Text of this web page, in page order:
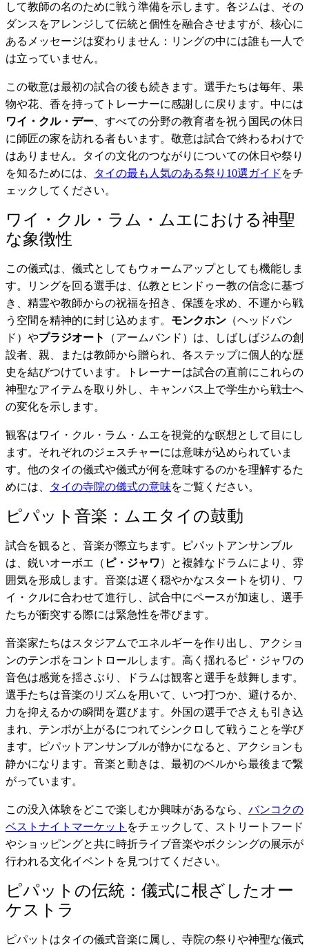
して教師の名のために戦う準備を示します。各ジムは、その
ダンスをアレンジして伝統と個性を融合させますが、核心に
あるメッセージは変わりません：リングの中には誰も一人で
は立っていません。
この敬意は最初の試合の後も続きます。選手たちは毎年、果
物や花、香を持ってトレーナーに感謝しに戻ります。中には
ワイ・クル・デー 、すべての分野の教育者を祝う国民の休日
に師匠の家を訪れる者もいます。敬意は試合で終わるわけで
はありません。タイの文化のつながりについての休日や祭り
を知るためには、
タイの最も人気のある祭り10選ガイド をチ
ェックしてください。
ワイ・クル・ラム・ムエにおける神聖
な象徴性
この儀式は、儀式としてもウォームアップとしても機能しま
す。リングを回る選手は、仏教とヒンドゥー教の信念に基づ
き、精霊や教師からの祝福を招き、保護を求め、不運から戦
う空間を精神的に封じ込めます。 モンクホン （ヘッドバン
ド）やプラジオート
（アームバンド）は、しばしばジムの創
設者、親、または教師から贈られ、各ステップに個人的な歴
史を結びつけています。トレーナーは試合の直前にこれらの
神聖なアイテムを取り外し、キャンバス上で学生から戦士へ
の変化を示します。
観客はワイ・クル・ラム・ムエを視覚的な瞑想として目にし
ます。それぞれのジェスチャーには意味が込められていま
す。他のタイの儀式や儀式が何を意味するのかを理解するた
めには、
タイの寺院の儀式の意味をご覧ください。
ピパット音楽：ムエタイの鼓動
試合を観ると、音楽が際立ちます。ピパットアンサンブル
は、鋭いオーボエ（ ピ・ジャワ）と複雑なドラムにより、雰
囲気を形成します。音楽は遅く穏やかなスタートを切り、ワ
イ・クルに合わせて進行し、試合中にペースが加速し、選手
たちが衝突する際には緊急性を帯びます。
音楽家たちはスタジアムでエネルギーを作り出し、アクショ
ンのテンポをコントロールします。高く揺れるピ・ジャワの
音色は感覚を揺さぶり、ドラムは観客と選手を鼓舞します。
選手たちは音楽のリズムを用いて、いつ打つか、避けるか、
力を抑えるかの瞬間を選びます。外国の選手でさえも引き込
まれ、テンポが上がるにつれてシンクロして戦うことを学び
ます。ピパットアンサンブルが静かになると、アクションも
静かになります。音楽と動きは、最初のベルから最後まで繋
がっています。
この没入体験をどこで楽しむか興味があるなら、 バンコクの
ベストナイトマーケット をチェックして、ストリートフード
やショッピングと共に時折ライブ音楽やボクシングの展示が
行われる文化イベントを見つけてください。
ピパットの伝統：儀式に根ざしたオー
ケストラ
ピパットはタイの儀式音楽に属し、寺院の祭りや神聖な儀式